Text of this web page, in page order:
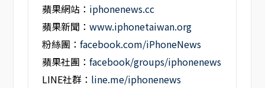
蘋果網站： iphonenews.cc
蘋果新聞：www.iphonetaiwan.org
粉絲團：facebook.com/iPhoneNews
蘋果社團：facebook/groups/iphonenews
LINE社群： line.me/iphonenews